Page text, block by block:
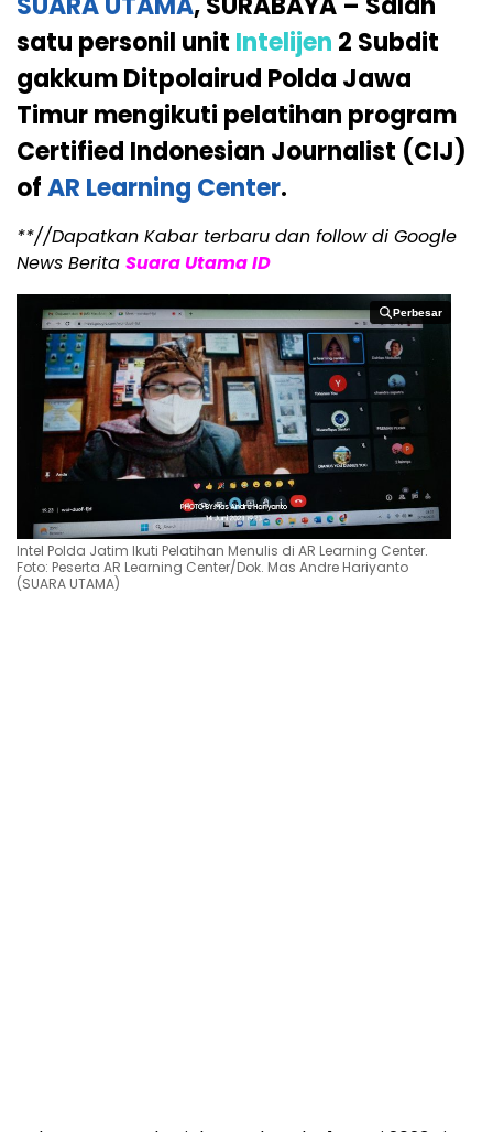
satu personil unit Intelijen 2 Subdit
gakkum Ditpolairud Polda Jawa
Timur mengikuti pelatihan program
Certified Indonesian Journalist (CIJ)
ofAR Learning Center.
**//Dapatkan Kabar terbaru dan follow di Google
News Berita Suara Utama ID
Perbesar
Perbesar
Intel Polda Jatim Ikuti Pelatihan Menulis di AR Learning Center.
Foto: Peserta AR Learning Center/Dok. Mas Andre Hariyanto
(SUARA UTAMA)